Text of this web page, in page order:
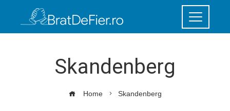
Skandenberg
Home Skandenberg